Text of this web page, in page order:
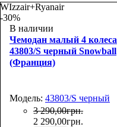
77х54х31
WIzzair+Ryanair
-30%
В наличии
Чемодан малый 4 колеса
43803/S черный Snowball
(Франция)
Модель: 43803/S черный
3 290,00грн.
2 290,00грн.